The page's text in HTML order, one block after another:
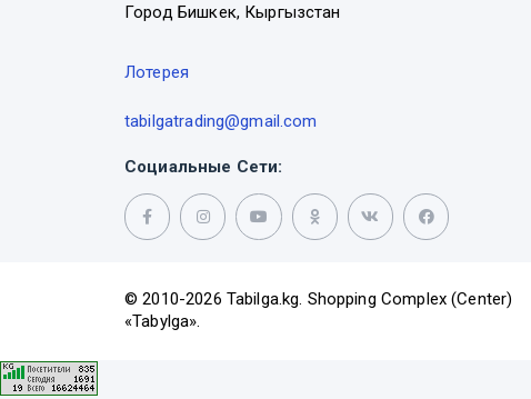
Город Бишкек, Кыргызстан
Лотерея
tabilgatrading@gmail.com
Социальные Сети:
© 2010-2026 Tabilga.kg. Shopping Complex (Center)
«Tabylga».